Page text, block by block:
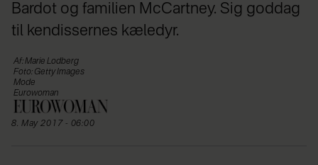
Bardot og familien McCartney. Sig goddag
til kendissernes kæledyr.
Af: Marie Lodberg
Foto: Getty Images
Mode
Eurowoman
8. May 2017 - 06:00